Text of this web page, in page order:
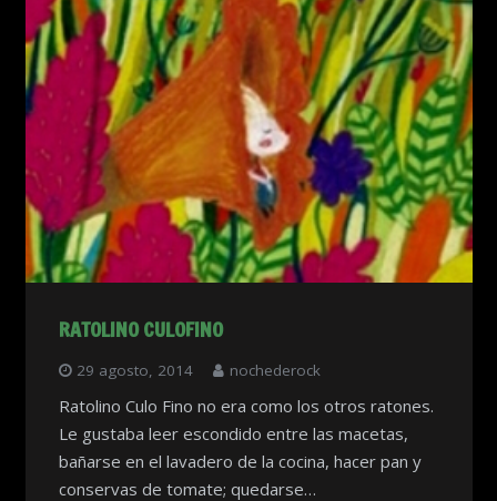
RATOLINO CULOFINO
29 agosto, 2014 nochederock
Ratolino Culo Fino no era como los otros ratones.
Le gustaba leer escondido entre las macetas,
bañarse en el lavadero de la cocina, hacer pan y
conservas de tomate; quedarse…